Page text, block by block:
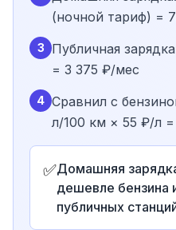
(ночной тариф) =
3
Публичная
= 3 375 ₽/мес
4 Сравнил с
л/100 км × 55 ₽/л
✅Домашняя
дешевле бензина
публичных